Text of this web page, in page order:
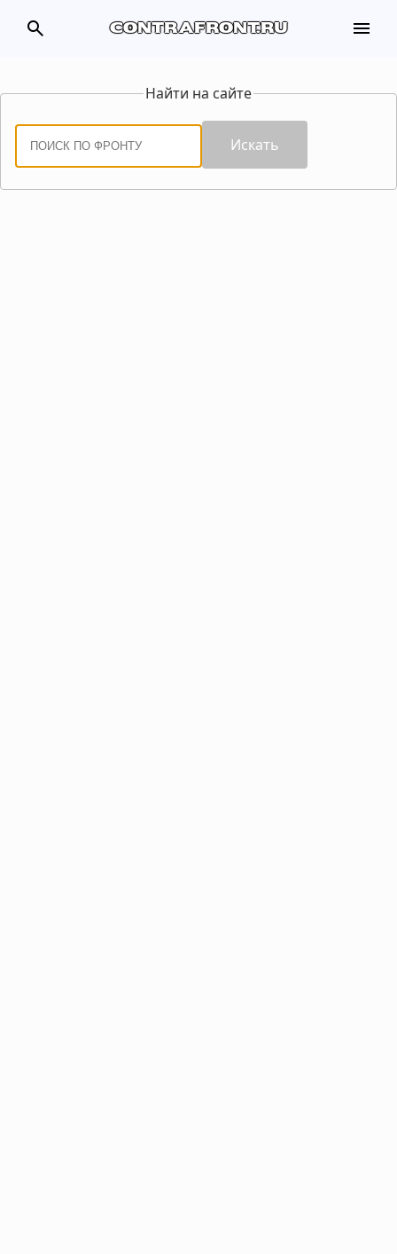
search contrafront.ru menu
Найти на сайте
Искать